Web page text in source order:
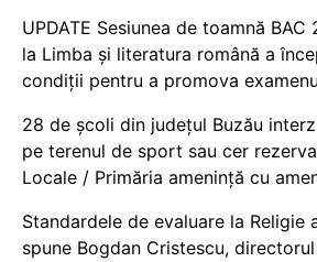
UPDATE Sesiunea de toamnă
la Limba și literatura română a
condiții pentru a promova
28 de școli din județul Buzău
pe terenul de sport sau cer
Locale / Primăria amenință cu
Standardele de evaluare la
spune Bogdan Cristescu,